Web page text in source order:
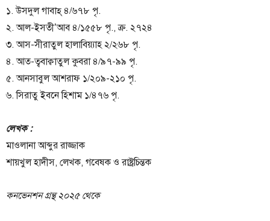
১. উসদুল গাবাহ্ ৪/৬৭৮ পৃ.
২. আল-ইসতী’আব ৪/১৫৫৮ পৃ., ক্র. ২৭২৪
৩. আস-সীরাতুল হালাবিয়্যাহ ২/২৬৮ পৃ.
৪. আত-ত্ববাক্বাতুল কুবরা ৪/৯৭-৯৯ পৃ.
৫. আনসাবুল আশরাফ ১/২০৯-২১০ পৃ.
৬. সিরাতু ইবনে হিশাম ১/৪৭৬ পৃ.
লেখক :
মাওলানা আব্দুর রাজ্জাক
শায়খুল হাদীস, লেখক, গবেষক ও রাষ্ট্রচিন্তক
কনভেনশন গ্রন্থ ২০২৫ থেকে